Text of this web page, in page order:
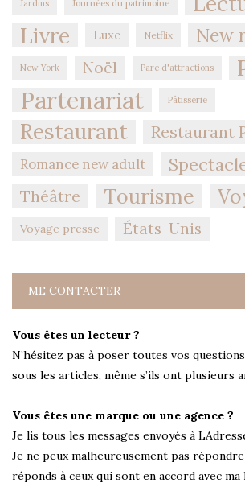
Jardins Journées du patrimoine
Livre
Luxe Netflix New
New York Noël Parc d'attractions
Partenariat Pâtisserie
Restaurant Restaurant
Romance new adult
Théâtre Tourisme
Voyage presse États-Unis
ME CONTACTER
Vous êtes un lecteur ?
N’hésitez pas à poser toutes vos
sous les articles, même s’ils ont plusieurs
Vous êtes une marque ou une agence ?
Je lis tous les messages envoyés à
Je ne peux malheureusement pas
réponds à ceux qui sont en accord avec